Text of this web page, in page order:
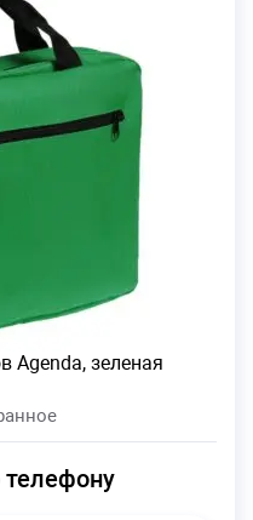
Agenda, зеленая
телефону